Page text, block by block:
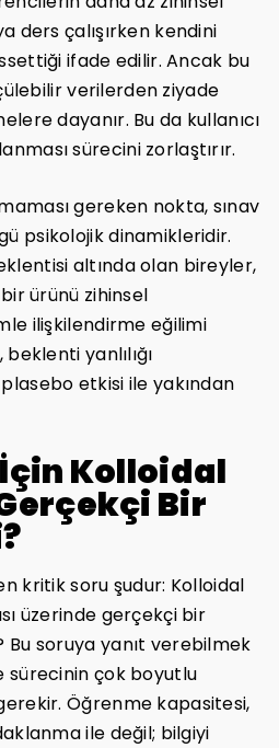
ders çalışırken kendini
ifade edilir. Ancak bu
verilerden ziyade
dayanır. Bu da kullanıcı
sürecini zorlaştırır.
gereken nokta, sınav
psikolojik dinamikleridir.
altında olan bireyler,
ürünü zihinsel
ilişkilendirme eğilimi
yanlılığı
etkisi ile yakından
Kolloidal
Bir
kritik soru şudur: Kolloidal
üzerinde gerçekçi bir
soruya yanıt verebilmek
sürecinin çok boyutlu
Öğrenme kapasitesi,
ile değil; bilgiyi